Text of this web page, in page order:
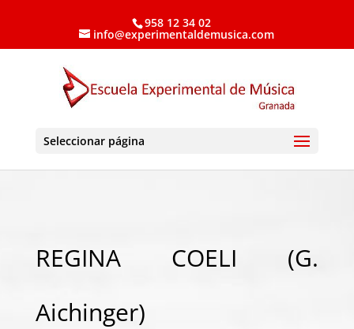
958 12 34 02
info@experimentaldemusica.com
Seleccionar página
REGINA COELI (G.
Aichinger)